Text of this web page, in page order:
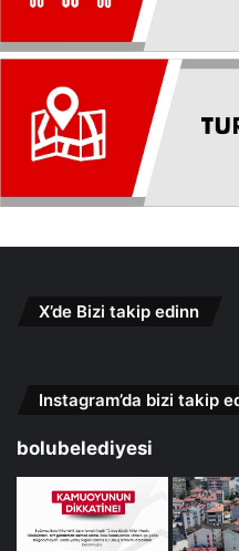
X’de Bizi takip edinn
Instagram’da bizi takip
bolubelediyesi